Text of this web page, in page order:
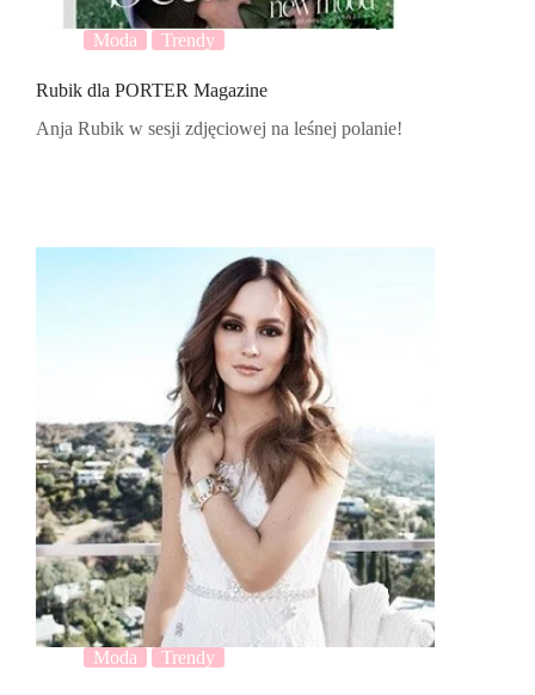
Moda Trendy
Rubik dla PORTER Magazine
Anja Rubik w sesji zdjęciowej na leśnej polanie!
Moda Trendy